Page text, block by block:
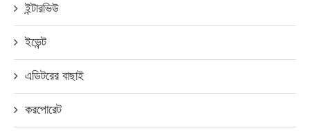
ইন্টারভিউ
ইভেন্ট
এডিটরের বাছাই
করপোরেট